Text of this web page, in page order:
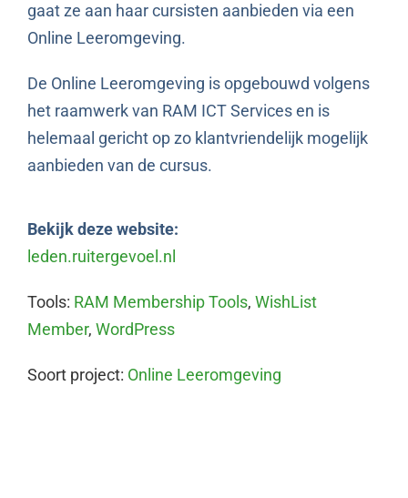
gaat ze aan haar cursisten aanbieden via een
Online Leeromgeving.
De Online Leeromgeving is opgebouwd volgens
het raamwerk van RAM ICT Services en is
helemaal gericht op zo klantvriendelijk mogelijk
aanbieden van de cursus.
Bekijk deze website:
leden.ruitergevoel.nl
Tools: RAM Membership Tools, WishList
Member, WordPress
Soort project: Online Leeromgeving